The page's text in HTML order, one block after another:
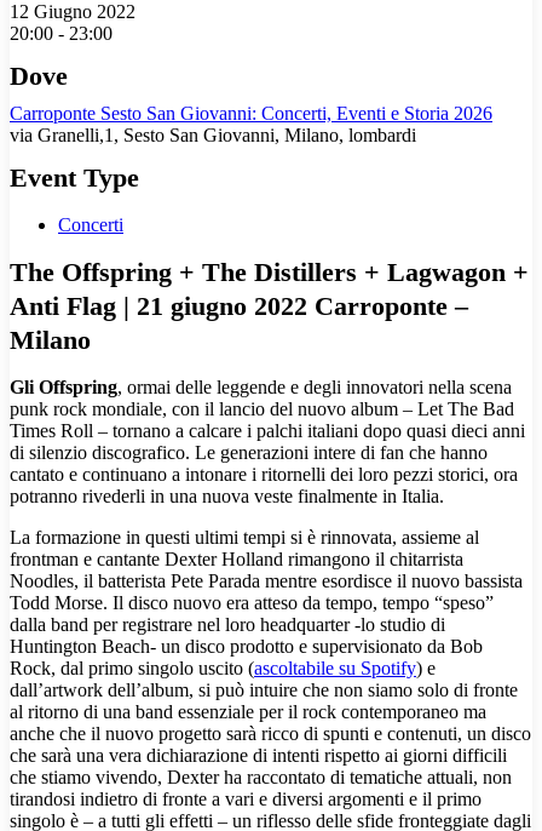
12 Giugno 2022
20:00 - 23:00
Dove
Carroponte Sesto San Giovanni: Concerti, Eventi e Storia 2026
via Granelli,1, Sesto San Giovanni, Milano, lombardi
Event Type
Concerti
The Offspring + The Distillers + Lagwagon +
Anti Flag | 21 giugno 2022 Carroponte –
Milano
Gli Offspring, ormai delle leggende e degli innovatori nella scena
punk rock mondiale, con il lancio del nuovo album – Let The Bad
Times Roll – tornano a calcare i palchi italiani dopo quasi dieci anni
di silenzio discografico. Le generazioni intere di fan che hanno
cantato e continuano a intonare i ritornelli dei loro pezzi storici, ora
potranno rivederli in una nuova veste finalmente in Italia.
La formazione in questi ultimi tempi si è rinnovata, assieme al
frontman e cantante Dexter Holland rimangono il chitarrista
Noodles, il batterista Pete Parada mentre esordisce il nuovo bassista
Todd Morse. Il disco nuovo era atteso da tempo, tempo “speso”
dalla band per registrare nel loro headquarter -lo studio di
Huntington Beach- un disco prodotto e supervisionato da Bob
Rock, dal primo singolo uscito (ascoltabile su Spotify) e
dall’artwork dell’album, si può intuire che non siamo solo di fronte
al ritorno di una band essenziale per il rock contemporaneo ma
anche che il nuovo progetto sarà ricco di spunti e contenuti, un disco
che sarà una vera dichiarazione di intenti rispetto ai giorni difficili
che stiamo vivendo, Dexter ha raccontato di tematiche attuali, non
tirandosi indietro di fronte a vari e diversi argomenti e il primo
singolo è – a tutti gli effetti – un riflesso delle sfide fronteggiate dagli